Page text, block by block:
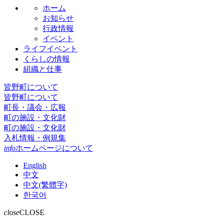
ホーム
お知らせ
行政情報
イベント
ライフイベント
くらしの情報
組織と仕事
皆野町について
皆野町について
町長・議会・広報
町の施設・文化財
町の施設・文化財
入札情報・例規集
infoホームページについて
English
中文
中文(繁體字)
한국어
closeCLOSE